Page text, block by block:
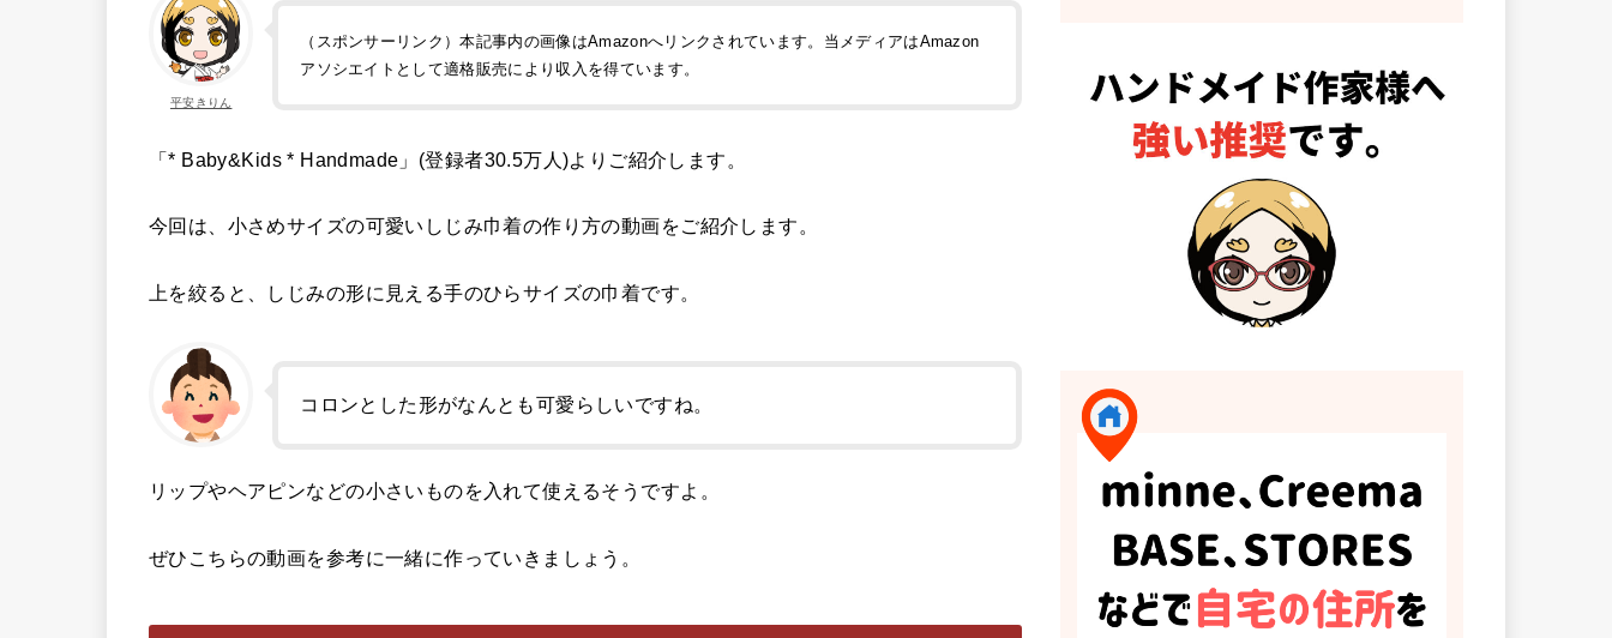
平安きりん
（スポンサーリンク）本記事内の画像はAmazonへリンクされています。当メディアはAmazon
アソシエイトとして適格販売により収入を得ています。
「* Baby&Kids * Handmade」(登録者30.5万人)よりご紹介します。
今回は、小さめサイズの可愛いしじみ巾着の作り方の動画をご紹介します。
上を絞ると、しじみの形に見える手のひらサイズの巾着です。
コロンとした形がなんとも可愛らしいですね。
リップやヘアピンなどの小さいものを入れて使えるそうですよ。
ぜひこちらの動画を参考に一緒に作っていきましょう。